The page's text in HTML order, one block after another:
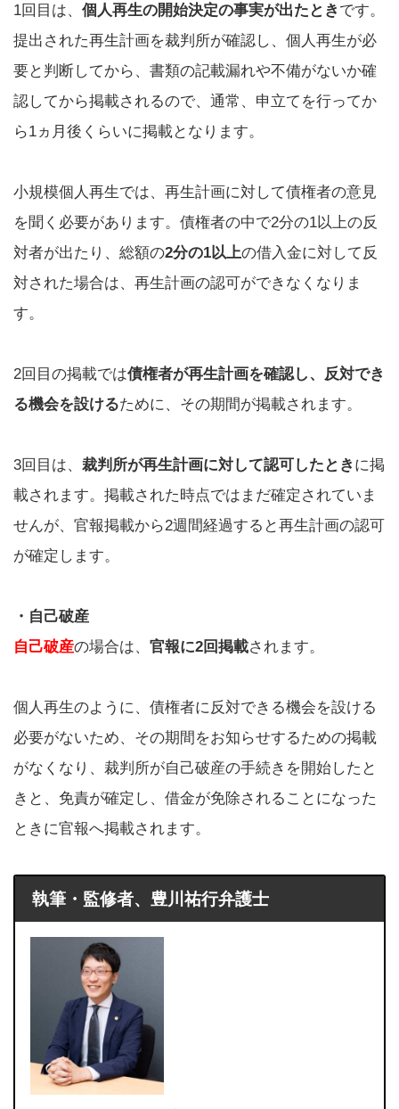
1回目は、 個人再生の開始決定の事実が出たとき です。
提出された再生計画を裁判所が確認し、個人再生が必
要と判断してから、書類の記載漏れや不備がないか確
認してから掲載されるので、通常、申立てを行ってか
ら1ヵ月後くらいに掲載となります。
小規模個人再生では、再生計画に対して債権者の意見
を聞く必要があります。債権者の中で2分の1以上の反
対者が出たり、総額の2分の1以上の借入金に対して反
対された場合は、再生計画の認可ができなくなりま
す。
2回目の掲載では債権者が再生計画を確認し、反対でき
る機会を設けるために、その期間が掲載されます。
3回目は、 裁判所が再生計画に対して認可したとき に掲
載されます。掲載された時点ではまだ確定されていま
せんが、官報掲載から2週間経過すると再生計画の認可
が確定します。
・自己破産
自己破産の場合は、 官報に2回掲載されます。
個人再生のように、債権者に反対できる機会を設ける
必要がないため、その期間をお知らせするための掲載
がなくなり、裁判所が自己破産の手続きを開始したと
きと、免責が確定し、借金が免除されることになった
ときに官報へ掲載されます。
執筆・監修者、豊川祐行弁護士